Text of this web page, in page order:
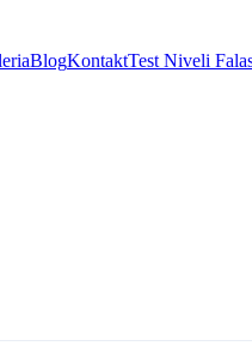
BlogKontaktTest Niveli